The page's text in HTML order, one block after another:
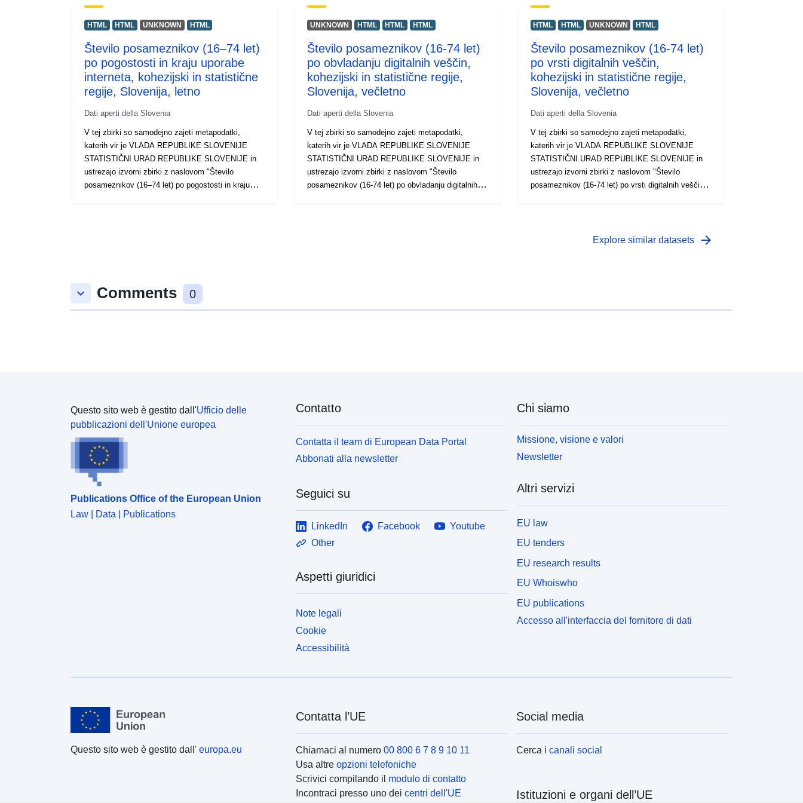
HTML HTML UNKNOWN HTML
Število posameznikov (16–74 let)
po pogostosti in kraju uporabe
interneta, kohezijski in statistične
regije, Slovenija, letno
Dati aperti della Slovenia
V tej zbirki so samodejno zajeti metapodatki,
katerih vir je VLADA REPUBLIKE SLOVENIJE
STATISTIČNI URAD REPUBLIKE SLOVENIJE in
ustrezajo izvorni zbirki z naslovom "Število
posameznikov (16–74 let) po pogostosti in kraju
prikaz, spreminjanje oblike izpisa in shranjevanje v
različne formate, poleg tega pa tudi pregledovanje in
UNKNOWN HTML HTML HTML
Število posameznikov (16-74 let)
po obvladanju digitalnih veščin,
kohezijski in statistične regije,
Slovenija, večletno
Dati aperti della Slovenia
V tej zbirki so samodejno zajeti metapodatki,
katerih vir je VLADA REPUBLIKE SLOVENIJE
STATISTIČNI URAD REPUBLIKE SLOVENIJE in
ustrezajo izvorni zbirki z naslovom "Število
posameznikov (16-74 let) po obvladanju digitalnih
HTML HTML UNKNOWN HTML
Število posameznikov (16-74 let)
po vrsti digitalnih veščin,
kohezijski in statistične regije,
Slovenija, večletno
Dati aperti della Slovenia
V tej zbirki so samodejno zajeti metapodatki,
katerih vir je VLADA REPUBLIKE SLOVENIJE
STATISTIČNI URAD REPUBLIKE SLOVENIJE in
ustrezajo izvorni zbirki z naslovom "Število
posameznikov (16-74 let) po vrsti digitalnih veščin,
do strani izvornega portala za vpogled in izbor
Explore similar datasets arrow_forward
keyboard_arrow_down Comments 0
Questo sito web è gestito dall'Ufficio delle
pubblicazioni dell'Unione europea
Publications Office of the European Union
Law | Data | Publications
Contatto
Contatta il team di European Data Portal
Abbonati alla newsletter
Seguici su
LinkedIn Facebook
Youtube
Other
Aspetti giuridici
Note legali
Cookie
Accessibilità
Chi siamo
Missione, visione e valori
Newsletter
Altri servizi
EU law
EU tenders
EU research results
EU Whoiswho
EU publications
Accesso all'interfaccia del fornitore di dati
Questo sito web è gestito dall' europa.eu
Contatta l’UE
Chiamaci al numero 00 800 6 7 8 9 10 11
Usa altre opzioni telefoniche
Scrivici compilando il modulo di contatto
Incontraci presso uno dei centri dell'UE
Social media
Cerca icanali social
Istituzioni e organi dell’UE